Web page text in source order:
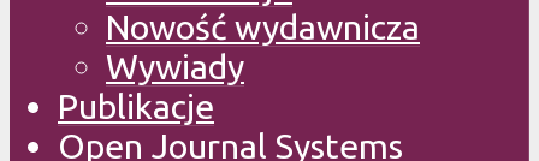
Nowość wydawnicza
Wywiady
Publikacje
Open Journal Systems